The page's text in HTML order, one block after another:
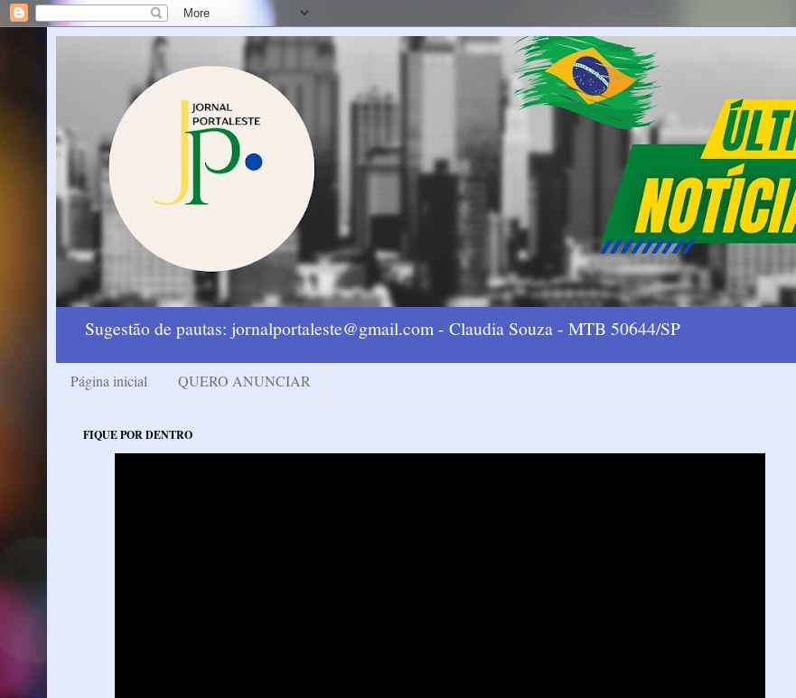
Sugestão de pautas: jornalportaleste@gmail.com - Claudia Souza - MTB 50644/SP
Página inicial QUERO ANUNCIAR
FIQUE POR DENTRO